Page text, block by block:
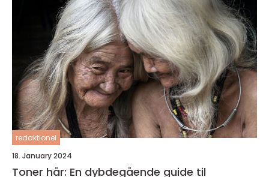
redaktionel
18. January 2024
Toner hår: En dybdegående guide til